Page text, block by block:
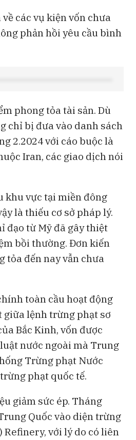
các vụ kiện vốn chưa
phản hồi yêu cầu bình
phong tỏa tài sản. Dù
chỉ bị đưa vào danh sách
2.2024 với cáo buộc là
Iran, các giao dịch nói
khu vực tại miền đông
là thiếu cơ sở pháp lý.
đạo từ Mỹ đã gây thiệt
bồi thường. Đơn kiến
tỏa đến nay vẫn chưa
toàn cầu hoạt động
giữa lệnh trừng phạt sơ
Bắc Kinh, vốn được
nước ngoài mà Trung
Trừng phạt Nước
phạt quốc tế.
giảm sức ép. Tháng
Quốc vào diện trừng
với lý do có liên